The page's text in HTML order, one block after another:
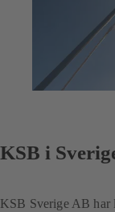
KSB i
KSB Sverige AB har